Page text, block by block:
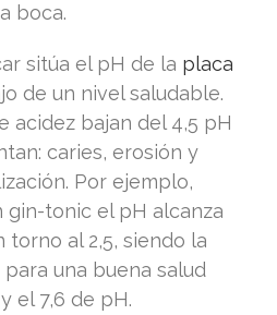
boca.
sitúa el pH de la placa
de un nivel saludable.
acidez bajan del 4,5 pH
caries, erosión y
Por ejemplo,
gin-tonic el pH alcanza
torno al 2,5, siendo la
una buena salud
el 7,6 de pH.